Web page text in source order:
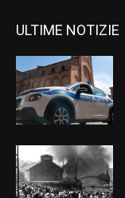
ULTIME NOTIZIE